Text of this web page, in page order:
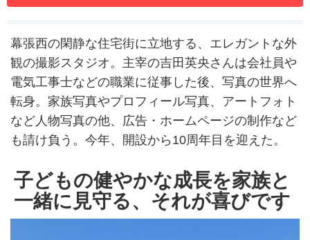
幕張西の閑静な住宅街に立地する、エレガントな外
観の撮影スタジオ。主宰の吉田英央さんは会社員や
電気工事士などの職業に従事した後、写真の世界へ
転身。家族写真やプロフィール写真、アートフォト
など人物写真の他、広告・ホームページの制作など
も請け負う。今年、開設から10周年目を迎えた。
子どもの健やかな成長を家族と
一緒に見守る、それが喜びです